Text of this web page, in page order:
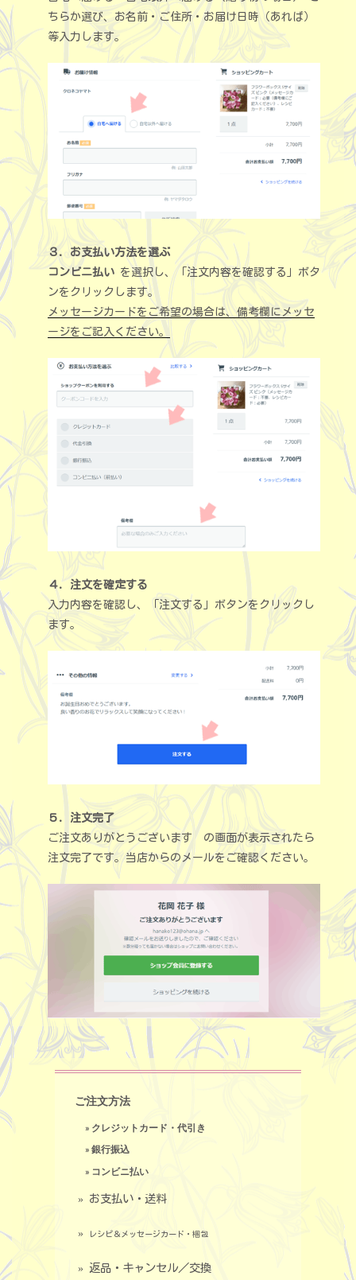
ちらか選び、お名前・ご住所・お届け日時（あれば）
等入力します。
３．お支払い方法を選ぶ
コンビニ払い を選択し、「注文内容を確認する」ボタ
ンをクリックします。
メッセージカードをご希望の場合は、備考欄にメッセ
ージをご記入ください。
４．注文を確定する
入力内容を確認し、「注文する」ボタンをクリックし
ます。
５．注文完了
ご注文ありがとうございます の画面が表示されたら
注文完了です。当店からのメールをご確認ください。
ご注文方法
» クレジットカード・代引き
» 銀行振込
» コンビニ払い
» お支払い・送料
» レシピ＆メッセージカード・梱包
» 返品・キャンセル／交換